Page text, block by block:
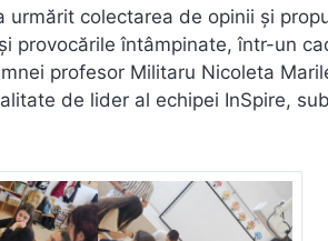
urmărit colectarea de opinii și
provocările întâmpinate, într-un
profesor Militaru Nicoleta
de lider al echipei InSpire,